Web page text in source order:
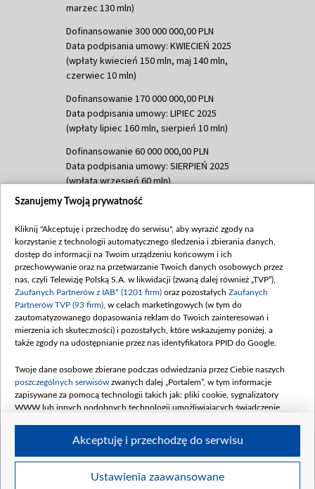
marzec 130 mln)
Dofinansowanie 300 000 000,00 PLN
Data podpisania umowy: KWIECIEŃ 2025
(wpłaty kwiecień 150 mln, maj 140 mln,
czerwiec 10 mln)
Dofinansowanie 170 000 000,00 PLN
Data podpisania umowy: LIPIEC 2025
(wpłaty lipiec 160 mln, sierpień 10 mln)
Dofinansowanie 60 000 000,00 PLN
Data podpisania umowy: SIERPIEŃ 2025
(wpłata wrzesień 60 mln)
Dofinansowanie 635 783 051,21 PLN
(wpłata wrzesień 100 mln, październik 350
mln, listopad 265 mln)
Dofinansowanie 48 862 000,00 PLN
Data podpisania umowy: GRUDZIEŃ 2025
(wpłata grudzień 60,548 mln)
Dofinansowanie 900 000 000,00 PLN
Data podpisania umowy: LUTY 2026 (wpłata
kwiecień 180 mln, 7 maja 180 mln, 8
czerwca 90 mln)
Dofinansowanie 250 000 000,00 PLN
4 sierpnia 250 mln
Szanujemy Twoją prywatność
Kliknij "Akceptuję i przechodzę do serwisu", aby wyrazić zgody na
korzystanie z technologii automatycznego śledzenia i zbierania danych,
dostęp do informacji na Twoim urządzeniu końcowym i ich
przechowywanie oraz na przetwarzanie Twoich danych osobowych przez
nas, czyli Telewizję Polską S.A. w likwidacji (zwaną dalej również „TVP”),
Zaufanych Partnerów z IAB* (1201 firm) oraz pozostałych Zaufanych
Partnerów TVP (93 firm) , w celach marketingowych (w tym do
zautomatyzowanego dopasowania reklam do Twoich zainteresowań i
mierzenia ich skuteczności) i pozostałych, które wskazujemy poniżej, a
także zgody na udostępnianie przez nas identyfikatora PPID do Google.
Twoje dane osobowe zbierane podczas odwiedzania przez Ciebie naszych
poszczególnych serwisów zwanych dalej „Portalem”, w tym informacje
zapisywane za pomocą technologii takich jak: pliki cookie, sygnalizatory
WWW lub innych podobnych technologii umożliwiających świadczenie
Twoje dane osobowe zbierane podczas odwiedzania przez Ciebie
Ustawienia zaawansowane
Akceptuję i przechodzę do serwisu